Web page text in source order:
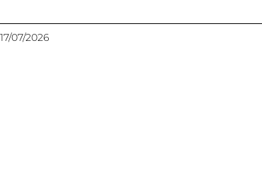
17/07/2026